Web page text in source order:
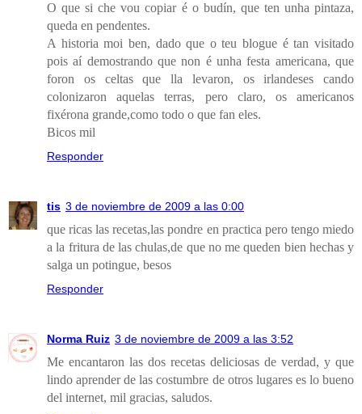
O que si che vou copiar é o budín, que ten unha pintaza,
queda en pendentes.
A historia moi ben, dado que o teu blogue é tan visitado
pois aí demostrando que non é unha festa americana, que
foron os celtas que lla levaron, os irlandeses cando
colonizaron aquelas terras, pero claro, os americanos
fixérona grande,como todo o que fan eles.
Bicos mil
Responder
tis 3 de noviembre de 2009 a las 0:00
que ricas las recetas,las pondre en practica pero tengo miedo
a la fritura de las chulas,de que no me queden bien hechas y
salga un potingue, besos
Responder
Norma Ruiz 3 de noviembre de 2009 a las 3:52
Me encantaron las dos recetas deliciosas de verdad, y que
lindo aprender de las costumbre de otros lugares es lo bueno
del internet, mil gracias, saludos.